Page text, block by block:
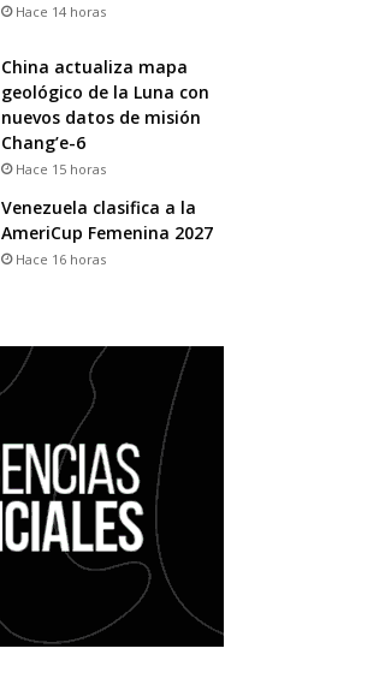
Hace 14 horas
China actualiza mapa
geológico de la Luna con
nuevos datos de misión
Chang’e-6
Hace 15 horas
Venezuela clasifica a la
AmeriCup Femenina 2027
Hace 16 horas